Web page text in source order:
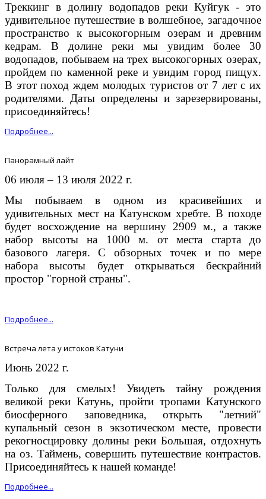
Треккинг в долину водопадов реки Куйгук - это
удивительное путешествие в волшебное, загадочное
пространство к высокогорным озерам и древним
кедрам. В долине реки мы увидим более 30
водопадов, побываем на трех высокогорных озерах,
пройдем по каменной реке и увидим город пищух.
В этот поход ждем молодых туристов от 7 лет с их
родителями. Даты определены и зарезервированы,
присоединяйтесь!
Подробнее...
Панорамный лайт
06 июля – 13 июля 2022 г.
Мы побываем в одном из красивейших и
удивительных мест на Катунском хребте. В походе
будет восхождение на вершину 2909 м., а также
набор высоты на 1000 м. от места старта до
базового лагеря. С обзорных точек и по мере
набора высоты будет открываться бескрайний
простор "горной страны".
Подробнее...
Встреча лета у истоков Катуни
Июнь 2022 г.
Только для смелых! Увидеть тайну рождения
великой реки Катунь, пройти тропами Катунского
биосферного заповедника, открыть "летний"
купальный сезон в экзотическом месте, провести
рекогносцировку долины реки Большая, отдохнуть
на оз. Таймень, совершить путешествие контрастов.
Присоединяйтесь к нашей команде!
Подробнее...